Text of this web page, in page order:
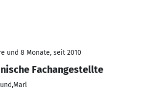
und 8 Monate, seit 2010
Fachangestellte